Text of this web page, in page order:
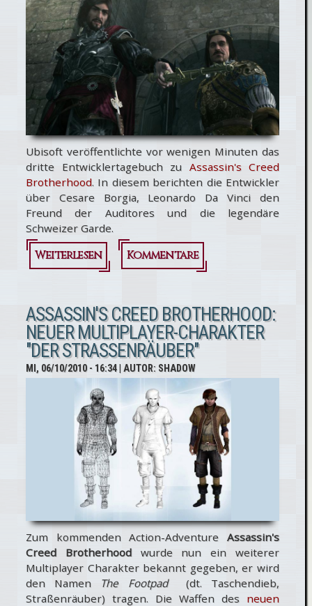
Ubisoft veröffentlichte vor wenigen Minuten das
dritte Entwicklertagebuch zu Assassin's Creed
Brotherhood. In diesem berichten die Entwickler
über Cesare Borgia, Leonardo Da Vinci den
Freund der Auditores und die legendäre
Schweizer Garde.
Weiterlesen
über Assassin's Creed
Video-
Entwicklertagebuch
Nr. 3
Kommentare
ASSASSIN'S CREED BROTHERHOOD:
NEUER MULTIPLAYER-CHARAKTER
"DER STRASSENRÄUBER"
MI, 06/10/2010 - 16:34| AUTOR: SHADOW
Zum kommenden Action-Adventure Assassin's
Creed Brotherhood wurde nun ein weiterer
Multiplayer Charakter bekannt gegeben, er wird
den Namen The Footpad (dt. Taschendieb,
Straßenräuber) tragen. Die Waffen des neuen